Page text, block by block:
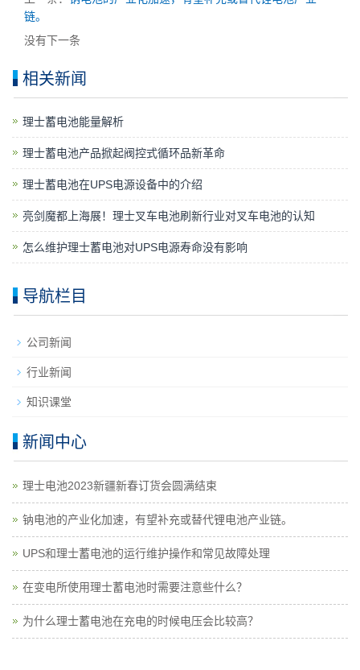
链。
没有下一条
相关新闻
理士蓄电池能量解析
理士蓄电池产品掀起阀控式循环品新革命
理士蓄电池在UPS电源设备中的介绍
亮剑魔都上海展！理士叉车电池刷新行业对叉车电池的认知
怎么维护理士蓄电池对UPS电源寿命没有影响
导航栏目
公司新闻
行业新闻
知识课堂
新闻中心
理士电池2023新疆新春订货会圆满结束
钠电池的产业化加速，有望补充或替代锂电池产业链。
UPS和理士蓄电池的运行维护操作和常见故障处理
在变电所使用理士蓄电池时需要注意些什么？
为什么理士蓄电池在充电的时候电压会比较高？